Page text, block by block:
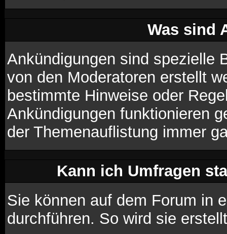
Was sind
Ankündigungen sind spezielle
von den Moderatoren erstellt
bestimmte Hinweise oder
Ankündigungen funktionieren
der Themenauflistung immer
Kann ich Umfragen
Sie können auf dem Forum in
durchführen. So wird sie